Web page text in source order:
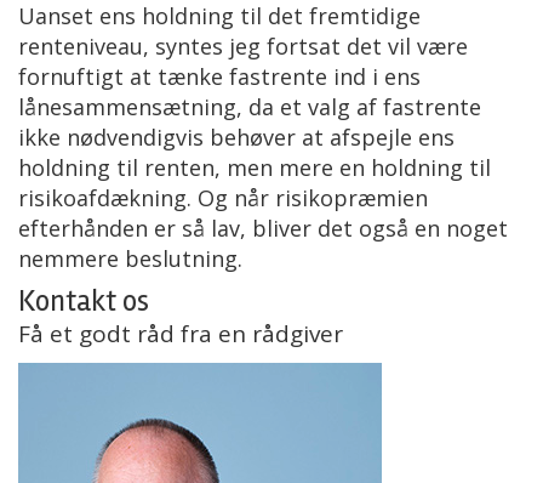
Uanset ens holdning til det fremtidige
renteniveau, syntes jeg fortsat det vil være
fornuftigt at tænke fastrente ind i ens
lånesammensætning, da et valg af fastrente
ikke nødvendigvis behøver at afspejle ens
holdning til renten, men mere en holdning til
risikoafdækning. Og når risikopræmien
efterhånden er så lav, bliver det også en noget
nemmere beslutning.
Kontakt os
Få et godt råd fra en rådgiver